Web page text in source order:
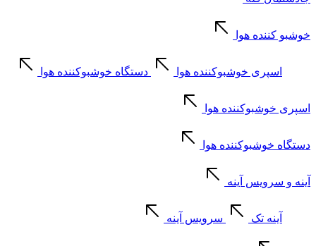
خوشبو کننده هوا
اسپری خوشبوکننده هوا دستگاه خوشبوکننده هوا
اسپری خوشبوکننده هوا
دستگاه خوشبوکننده هوا
آینه و سرویس آینه
آینه تک سرویس آینه